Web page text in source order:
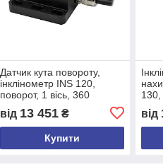
Датчик кута повороту,
інклінометр INS 120,
поворот, 1 вісь, 360
градусів, 12-24 VDC, 4-20
mA, проти часової
від 13 451₴
Купити
130,
mA,
від